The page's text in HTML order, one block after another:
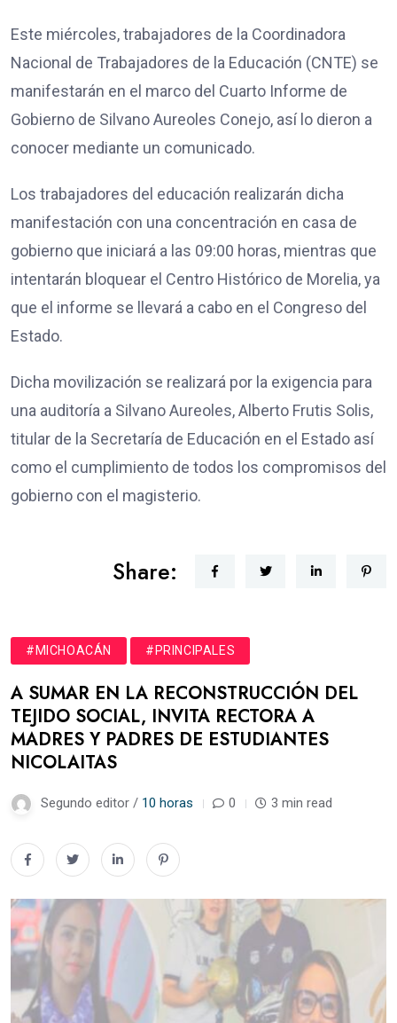
Este miércoles, trabajadores de la Coordinadora
Nacional de Trabajadores de la Educación (CNTE) se
manifestarán en el marco del Cuarto Informe de
Gobierno de Silvano Aureoles Conejo, así lo dieron a
conocer mediante un comunicado.
Los trabajadores del educación realizarán dicha
manifestación con una concentración en casa de
gobierno que iniciará a las 09:00 horas, mientras que
intentarán bloquear el Centro Histórico de Morelia, ya
que el informe se llevará a cabo en el Congreso del
Estado.
Dicha movilización se realizará por la exigencia para
una auditoría a Silvano Aureoles, Alberto Frutis Solis,
titular de la Secretaría de Educación en el Estado así
como el cumplimiento de todos los compromisos del
gobierno con el magisterio.
Share:
#MICHOACÁN #PRINCIPALES
A SUMAR EN LA RECONSTRUCCIÓN DEL
TEJIDO SOCIAL, INVITA RECTORA A
MADRES Y PADRES DE ESTUDIANTES
NICOLAITAS
Segundo editor / 10 horas 0 3 min read